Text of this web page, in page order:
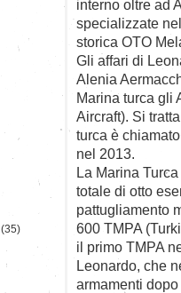
interno oltre ad
specializzate
storica OTO
Gli affari di
Alenia
Marina turca gli
Aircraft). Si
turca è
nel 2013.
La Marina
totale di otto
pattugliamento
600 TMPA
il primo TMPA
Leonardo, che
armamenti
(35)